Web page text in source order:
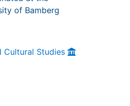
of Bamberg
Cultural Studies